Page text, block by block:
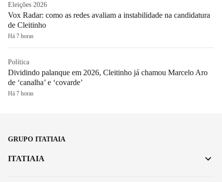
Eleições 2026
Vox Radar: como as redes avaliam a instabilidade na candidatura
de Cleitinho
Há 7 horas
Política
Dividindo palanque em 2026, Cleitinho já chamou Marcelo Aro
de ‘canalha’ e ‘covarde’
Há 7 horas
GRUPO ITATIAIA
ITATIAIA